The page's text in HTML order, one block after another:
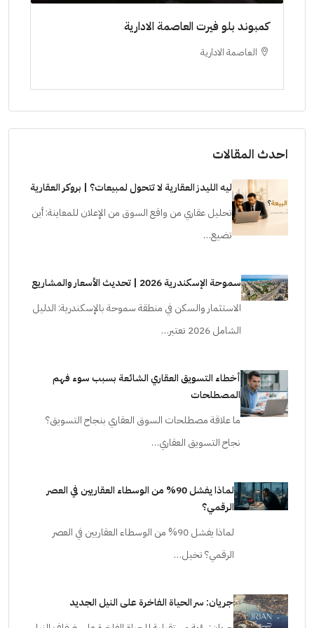
كمبوند بلو فيرت العاصمة الادارية
العاصمة الادارية
احدث المقالات
ليه الليدز العقارية لا تتحول لمبيعات؟ | بروكر العقارية
تحليل عقاري من واقع السوق من الإعلان للمعاينة: أين
تضيع…
سموحة الإسكندرية 2026 | تحديث الأسعار والمشاريع
الاستثمار والسكن في منطقة سموحة بالإسكندرية: الدليل
الشامل 2026 تعتبر…
أخطاء التسويق العقاري الشائعة بسبب سوء فهم
المصطلحات
ما علاقة مصطلحات السوق العقاري بنجاح التسويق؟
نجاح التسويق العقاري…
لماذا يفشل 90% من الوسطاء العقاريين في العصر
الرقمي؟
لماذا يفشل 90% من الوسطاء العقاريين في العصر
الرقمي؟ تخيل…
جريان: سر الحياة الفاخرة على النيل الجديد